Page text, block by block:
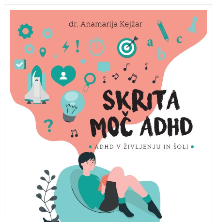
ADHD v življenju in šoli. Priročnik Skrita moč ADHD je
poln pozitivno naravnanih napotkov in dejstev, ki
razbijajo razširjene mite o ADHD. Celostno,
poglobljeno in strokovno podkovano potovanje skozi
življenje z ADHD. Skrita moč ADHD